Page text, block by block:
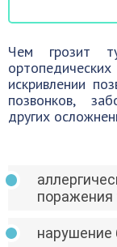
Чем грозит
искривлении
позвонков,
других
поражения
нарушение